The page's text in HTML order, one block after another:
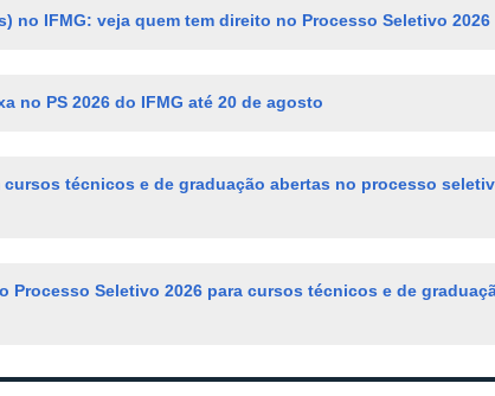
no IFMG: veja quem tem direito no Processo Seletivo 2026
no PS 2026 do IFMG até 20 de agosto
cursos técnicos e de graduação abertas no processo
Processo Seletivo 2026 para cursos técnicos e de